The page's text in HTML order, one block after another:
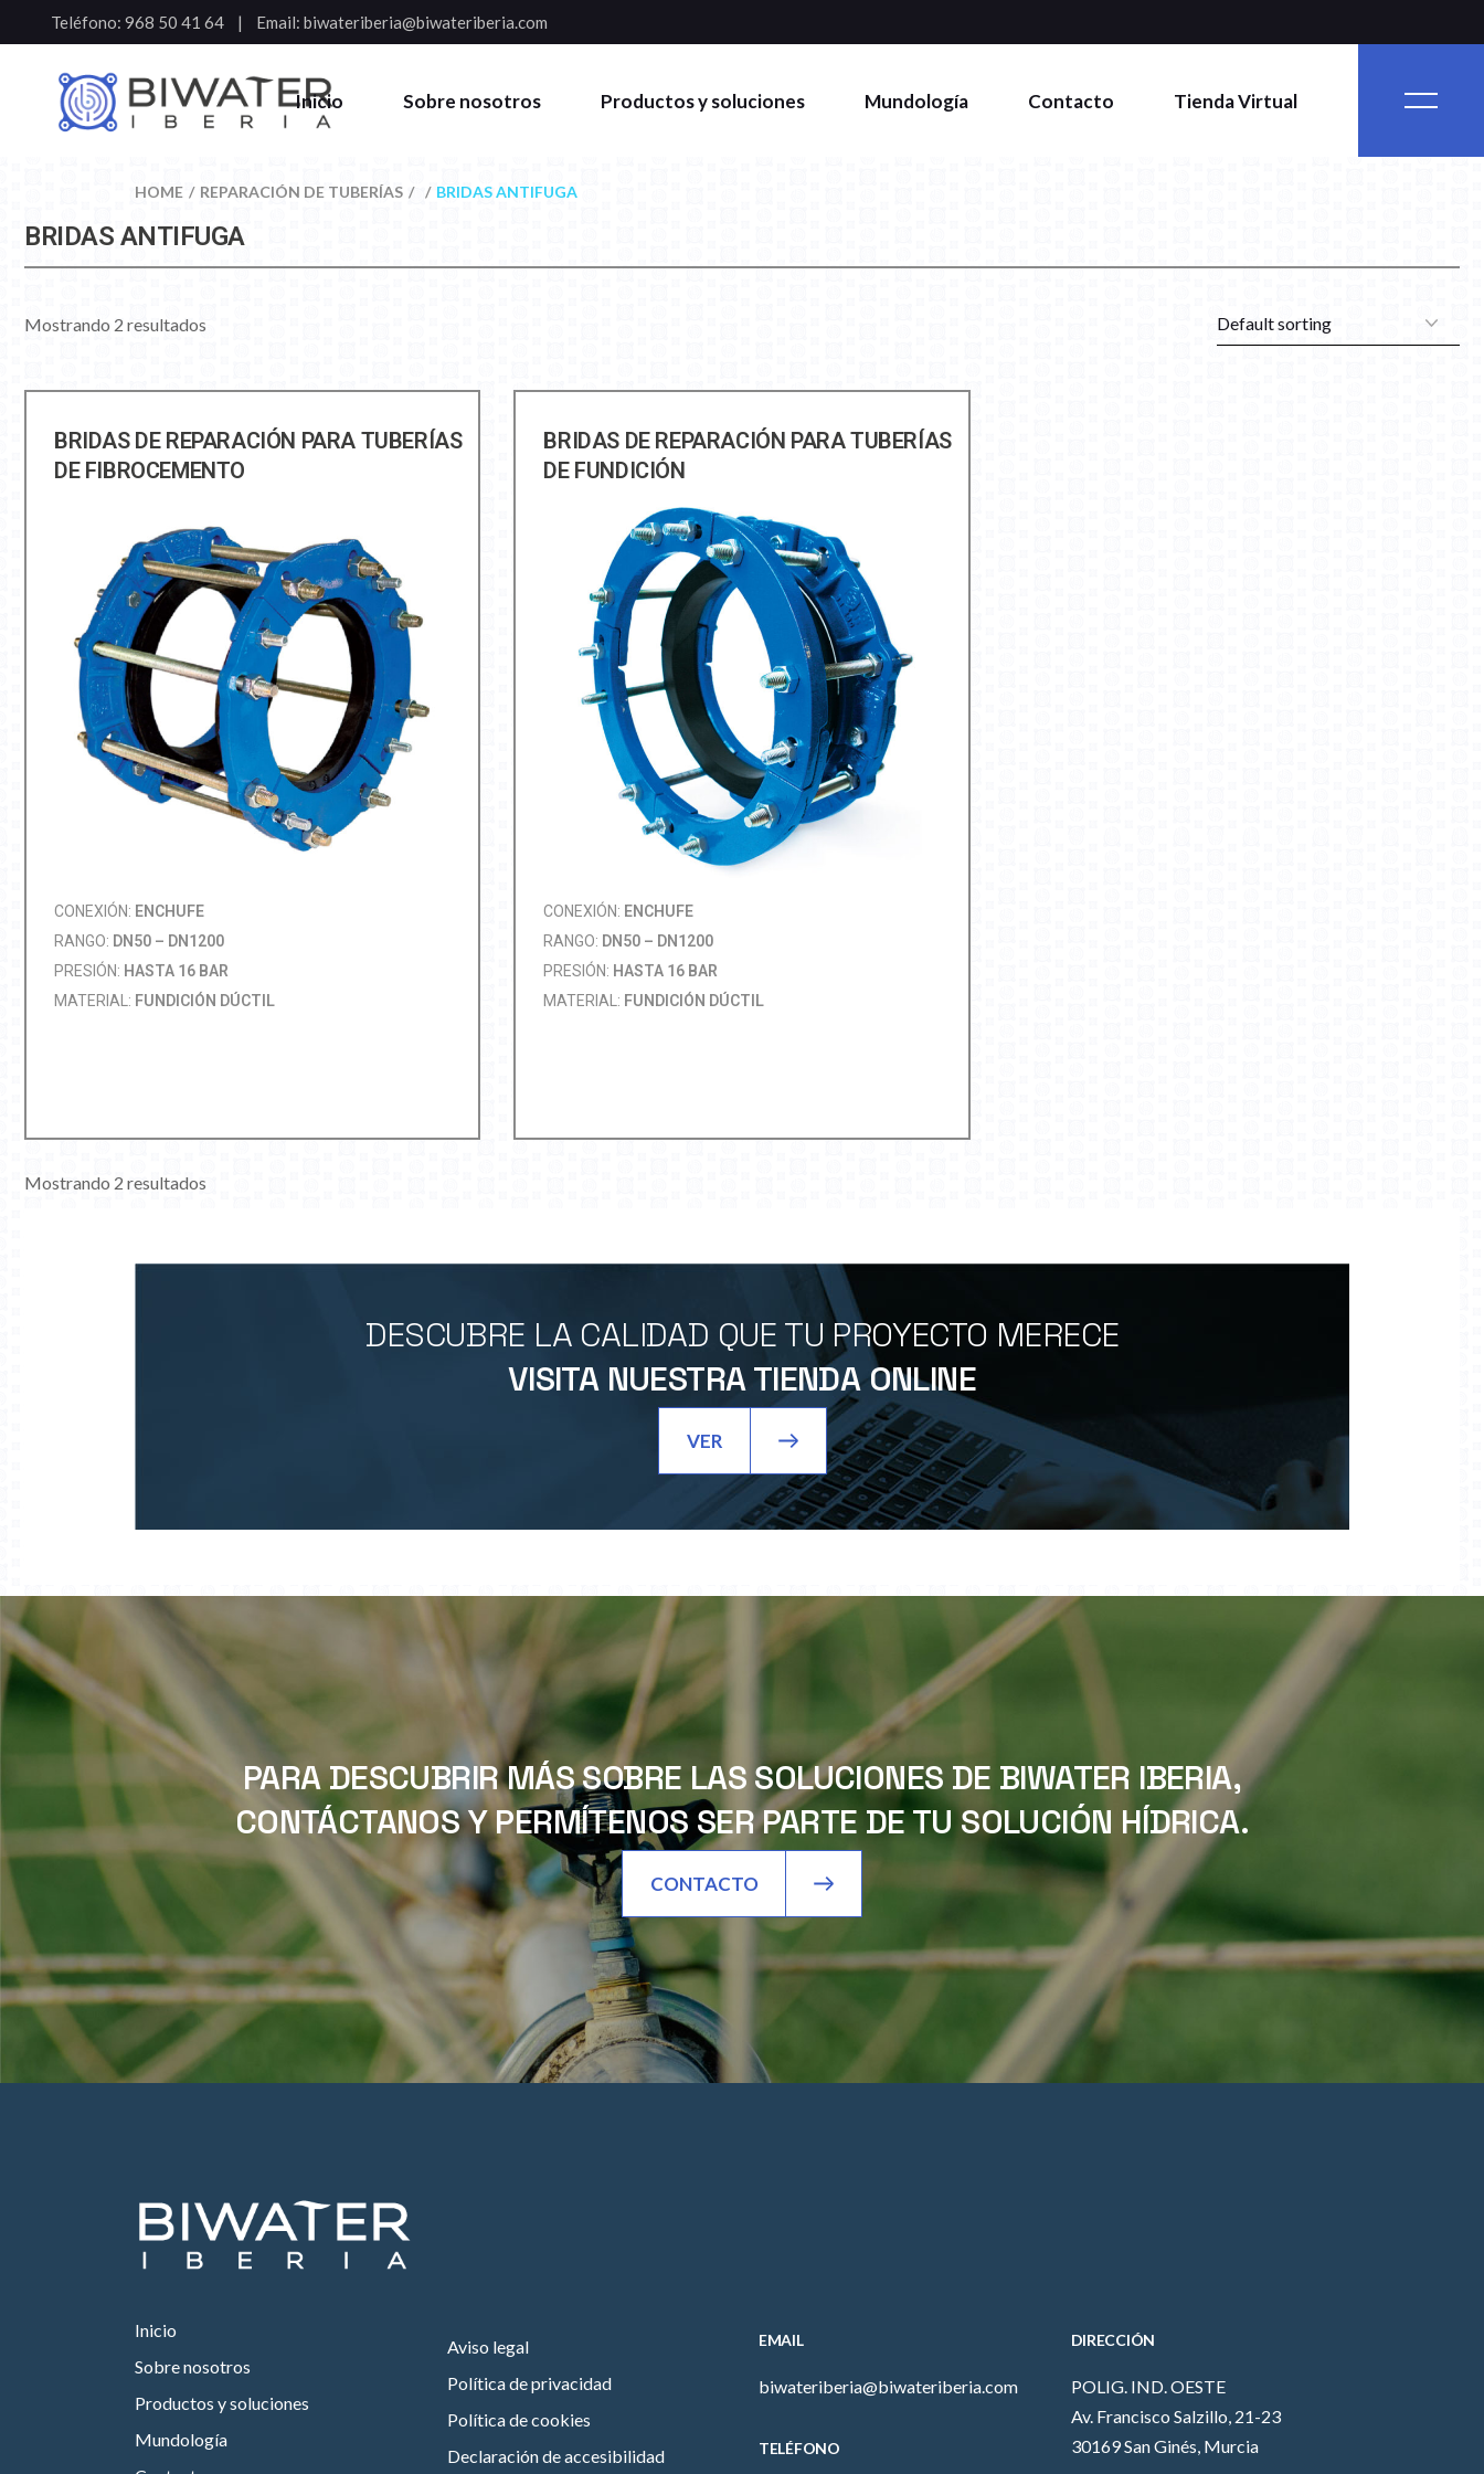
Teléfono: 968 50 41 64 Email: biwateriberia@biwateriberia.com
Inicio Sobre nosotros Productos y soluciones Mundología Contacto Tienda Virtual
HOME REPARACIÓN DE TUBERÍAS BRIDAS ANTIFUGA
BRIDAS ANTIFUGA
Mostrando 2 resultados
BRIDAS DE REPARACIÓN PARA TUBERÍAS
DE FIBROCEMENTO
CONEXIÓN: ENCHUFE
RANGO: DN50 – DN1200
PRESIÓN: HASTA 16 BAR
MATERIAL: FUNDICIÓN DÚCTIL
BRIDAS DE REPARACIÓN PARA TUBERÍAS
DE FUNDICIÓN
CONEXIÓN: ENCHUFE
RANGO: DN50 – DN1200
PRESIÓN: HASTA 16 BAR
MATERIAL: FUNDICIÓN DÚCTIL
Mostrando 2 resultados
DESCUBRE LA CALIDAD QUE TU PROYECTO MERECE
VISITA NUESTRA TIENDA ONLINE
VER
PARA DESCUBRIR MÁS SOBRE LAS SOLUCIONES DE BIWATER IBERIA,
CONTÁCTANOS Y PERMÍTENOS SER PARTE DE TU SOLUCIÓN HÍDRICA.
CONTACTO
Inicio
Sobre nosotros
Productos y soluciones
Mundología
Aviso legal
Política de privacidad
Política de cookies
Declaración de accesibilidad
EMAIL
biwateriberia@biwateriberia.com
TELÉFONO
DIRECCIÓN
POLIG. IND. OESTE
Av. Francisco Salzillo, 21-23
30169 San Ginés, Murcia